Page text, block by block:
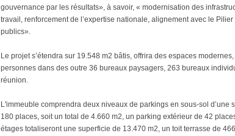
gouvernance par les résultats», à savoir, « modernisation des
travail, renforcement de l’expertise nationale, alignement avec le
publics».
Le projet s’étendra sur 19.548 m2 bâtis, offrira des espaces
personnes dans des outre 36 bureaux paysagers, 263 bureaux
réunion.
L'immeuble comprendra deux niveaux de parkings en sous-sol d’une
180 places, soit un total de 4.660 m2, un parking extérieur de 42
étages totaliseront une superficie de 13.470 m2, un toit terrasse de